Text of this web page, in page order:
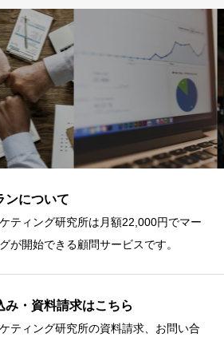
ンについて
ティング研究所は月額22,000円でマー
が開始できる顧問サービスです。
み・資料請求はこちら
ティング研究所の資料請求、お問い合